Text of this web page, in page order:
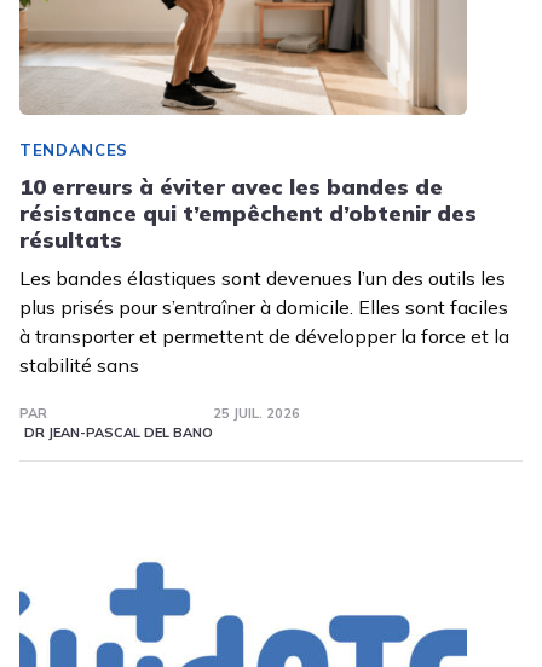
TENDANCES
10 erreurs à éviter avec les bandes de
résistance qui t’empêchent d’obtenir des
résultats
Les bandes élastiques sont devenues l’un des outils les
plus prisés pour s’entraîner à domicile. Elles sont faciles
à transporter et permettent de développer la force et la
stabilité sans
PAR
DR JEAN-PASCAL DEL BANO
25 JUIL. 2026